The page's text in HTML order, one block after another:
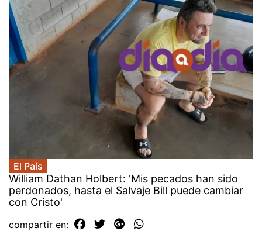
El País
William Dathan Holbert: 'Mis pecados han sido
perdonados, hasta el Salvaje Bill puede cambiar
con Cristo'
compartir en: